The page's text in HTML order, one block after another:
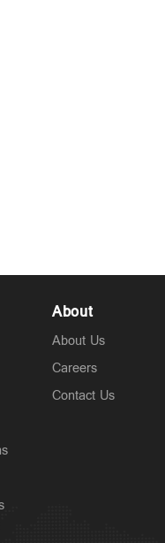
About
About Us
Careers
Contact Us